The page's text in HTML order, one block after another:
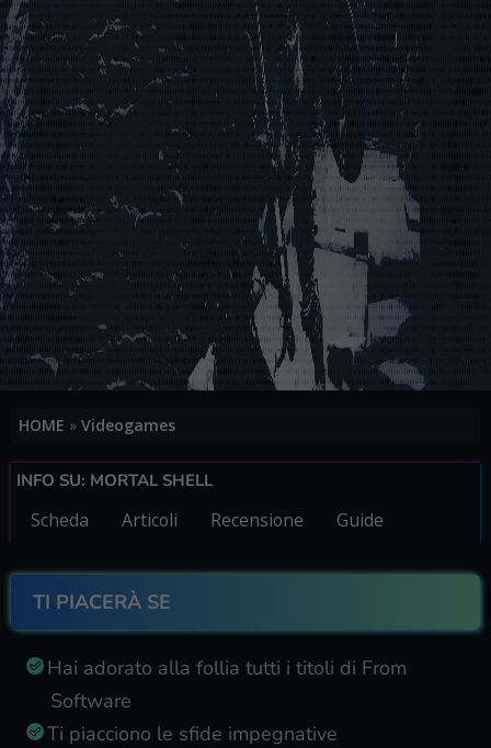
HOME » Videogames
INFO SU: MORTAL SHELL
Scheda Articoli Recensione Guide
TI PIACERÀ SE
Hai adorato alla follia tutti i titoli di From
Software
Ti piacciono le sfide impegnative